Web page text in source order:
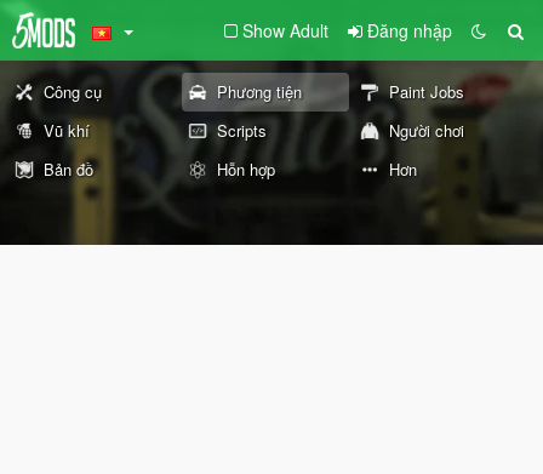
Show Adult Đăng nhập
Công cụ Phương tiện
Paint Jobs
Vũ khí
Scripts
Người chơi
Bản đồ
Hỗn hợp Hơn